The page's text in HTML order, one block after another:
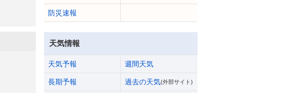
防災速報
天気情報
天気予報 週間天気
長期予報 過去の天気(外部サイト)